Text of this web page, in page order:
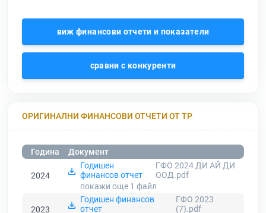
виж финансови отчети и показатели
сравни с конкуренти
ОРИГИНАЛНИ ФИНАНСОВИ ОТЧЕТИ ОТ ТР
Година Документ
2024
Годишен
финансов отчет
ГФО 2024 ДИ АЙ ДИ
ООД.pdf
покажи още 1 файл
2023
Годишен финансов
отчет
ГФО 2023
(7).pdf